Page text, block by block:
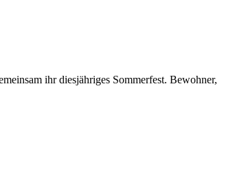
ihr diesjähriges Sommerfest. Bewohner,